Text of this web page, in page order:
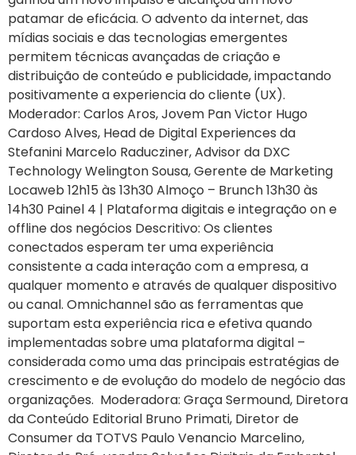
patamar de eficácia. O advento da internet, das
mídias sociais e das tecnologias emergentes
permitem técnicas avançadas de criação e
distribuição de conteúdo e publicidade, impactando
positivamente a experiencia do cliente (UX).
Moderador: Carlos Aros, Jovem Pan Victor Hugo
Cardoso Alves, Head de Digital Experiences da
Stefanini Marcelo Raducziner, Advisor da DXC
Technology Welington Sousa, Gerente de Marketing
Locaweb 12h15 às 13h30 Almoço – Brunch 13h30 às
14h30 Painel 4 | Plataforma digitais e integração on e
offline dos negócios Descritivo: Os clientes
conectados esperam ter uma experiência
consistente a cada interação com a empresa, a
qualquer momento e através de qualquer dispositivo
ou canal. Omnichannel são as ferramentas que
suportam esta experiência rica e efetiva quando
implementadas sobre uma plataforma digital –
considerada como uma das principais estratégias de
crescimento e de evolução do modelo de negócio das
organizações. Moderadora: Graça Sermound, Diretora
da Conteúdo Editorial Bruno Primati, Diretor de
Consumer da TOTVS Paulo Venancio Marcelino,